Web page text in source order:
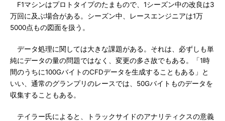
F1マシンはプロトタイプのたまもので、1シーズン中の改良は3
万回に及ぶ場合がある。シーズン中、レースエンジニアは1万
5000点もの図面を扱う。
データ処理に関しては大きな課題がある。それは、必ずしも単
純にデータの量の問題ではなく、変更の多さ故でもある。「1時
間のうちに100GバイトのCFDデータを生成することもある」と
いい、通常のグランプリのレースでは、50Gバイトものデータを
収集することもある。
テイラー氏によると、トラックサイドのアナリティクスの意義